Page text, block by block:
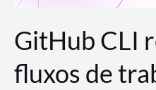
GitHub CLI
fluxos de